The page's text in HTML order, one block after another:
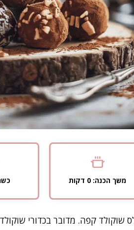
משך הכנה: 0 דקות
שוקולד קפה. מדובר בכדורי